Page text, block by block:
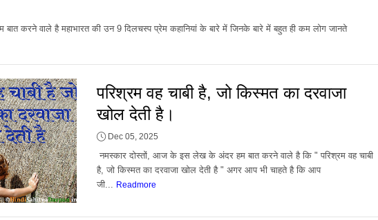
करने वाले है महाभारत की उन 9 दिलचस्प प्रेम कहानियां के बारे में जिनके बारे में बहुत ही कम लोग जानते
परिश्रम वह चाबी है, जो किस्मत का दरवाजा
खोल देती है।
Dec 05, 2025
नमस्कार दोस्तों, आज के इस लेख के अंदर हम बात करने वाले है कि " परिश्रम वह चाबी
है, जो किस्मत का दरवाजा खोल देती है " अगर आप भी चाहते है कि आप
जी... Readmore